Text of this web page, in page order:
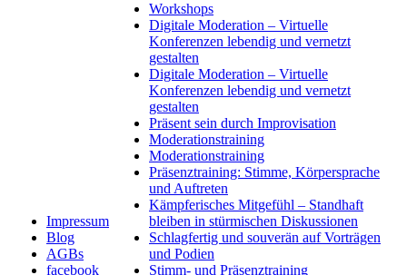
Impressum
Blog
AGBs
facebook
Workshops
Digitale Moderation – Virtuelle
Konferenzen lebendig und vernetzt
gestalten
Digitale Moderation – Virtuelle
Konferenzen lebendig und vernetzt
gestalten
Präsent sein durch Improvisation
Moderationstraining
Moderationstraining
Präsenztraining: Stimme, Körpersprache
und Auftreten
Kämpferisches Mitgefühl – Standhaft
bleiben in stürmischen Diskussionen
Schlagfertig und souverän auf Vorträgen
und Podien
Stimm- und Präsenztraining